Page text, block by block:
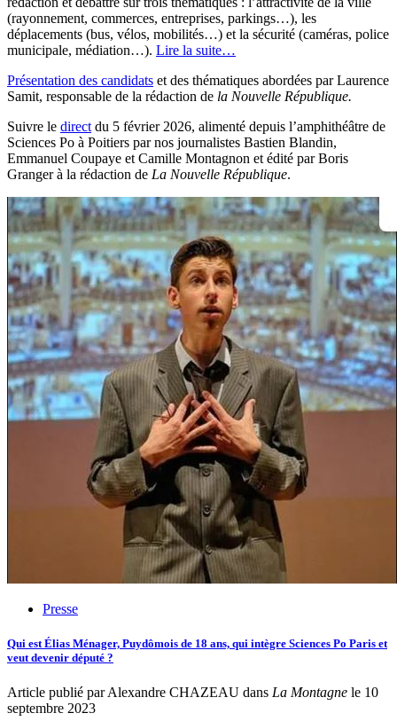
(rayonnement, commerces, entreprises, parkings…), les
déplacements (bus, vélos, mobilités…) et la sécurité (caméras, police
municipale, médiation…). Lire la suite…
Présentation des candidats et des thématiques abordées par Laurence
Samit, responsable de la rédaction de la Nouvelle République.
Suivre le direct du 5 février 2026, alimenté depuis l’amphithéâtre de
Sciences Po à Poitiers par nos journalistes Bastien Blandin,
Emmanuel Coupaye et Camille Montagnon et édité par Boris
Granger à la rédaction de La Nouvelle République.
Presse
Qui est Élias Ménager, Puydômois de 18 ans, qui intègre Sciences Po Paris et
veut devenir député ?
Article publié par Alexandre CHAZEAU dans La Montagne le 10
septembre 2023